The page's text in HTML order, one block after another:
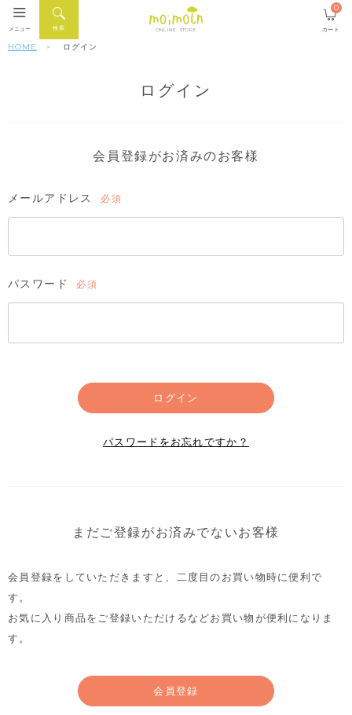
ONLINE STORE
検索
メニュー カート
0
HOME ログイン
ログイン
会員登録がお済みのお客様
メールアドレス
須)
パスワード
須)
ログイン
パスワードをお忘れですか？
まだご登録がお済みでないお客様
会員登録をしていただきますと、二度目のお買い物時に便利で
す。
お気に入り商品をご登録いただけるなどお買い物が便利になりま
す。
会員登録